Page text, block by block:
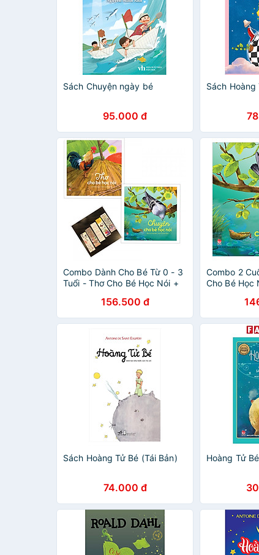
Sách Chuyện ngày bé
95.000 đ
Sách Hoàng
Combo Dành Cho Bé Từ 0 - 3
Tuổi - Thơ Cho Bé Học Nói +
(Tặng Kèm Bookmark Phương
Đông)
156.500 đ
Combo 2
Cho Bé Học
Sách Hoàng Tử Bé (Tái Bản)
74.000 đ
Hoàng Tử